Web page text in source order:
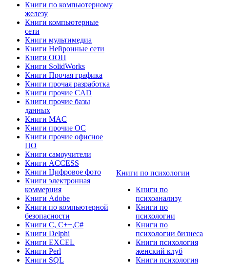
Книги по компьютерному
железу
Книги компьютерные
сети
Книги мультимедиа
Книги Нейронные сети
Книги ООП
Книги SolidWorks
Книги Прочая графика
Книги прочая разработка
Книги прочие CAD
Книги прочие базы
данных
Книги MAC
Книги прочие ОС
Книги прочие офисное
ПО
Книги самоучители
Книги ACCESS
Книги Цифровое фото
Книги электронная
коммерция
Книги Adobe
Книги по компьютерной
безопасности
Книги C, C++,С#
Книги Delphi
Книги EXCEL
Книги Perl
Книги SQL
Книги по психологии
Книги по
психоанализу
Книги по
психологии
Книги по
психологии бизнеса
Книги психология
женский клуб
Книги психология